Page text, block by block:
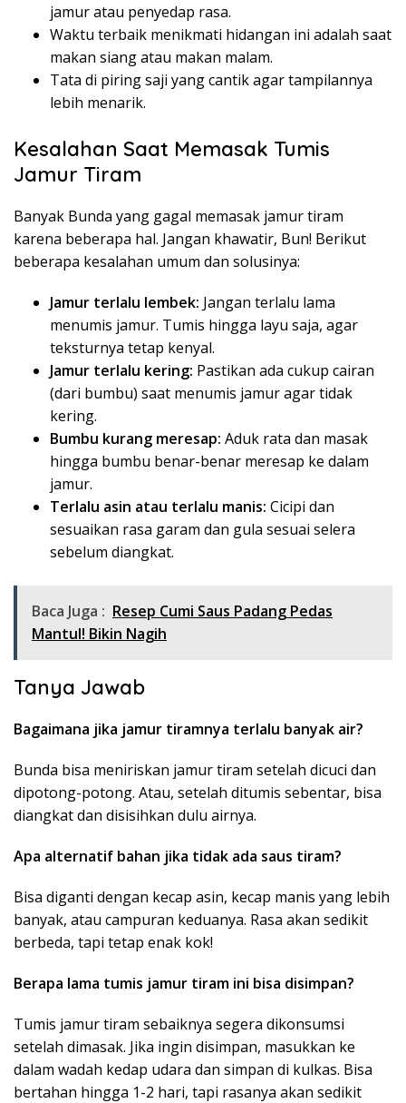
jamur atau penyedap rasa.
Waktu terbaik menikmati hidangan ini adalah saat
makan siang atau makan malam.
Tata di piring saji yang cantik agar tampilannya
lebih menarik.
Kesalahan Saat Memasak Tumis
Jamur Tiram
Banyak Bunda yang gagal memasak jamur tiram
karena beberapa hal. Jangan khawatir, Bun! Berikut
beberapa kesalahan umum dan solusinya:
Jamur terlalu lembek: Jangan terlalu lama
menumis jamur. Tumis hingga layu saja, agar
teksturnya tetap kenyal.
Jamur terlalu kering: Pastikan ada cukup cairan
(dari bumbu) saat menumis jamur agar tidak
kering.
Bumbu kurang meresap: Aduk rata dan masak
hingga bumbu benar-benar meresap ke dalam
jamur.
Terlalu asin atau terlalu manis: Cicipi dan
sesuaikan rasa garam dan gula sesuai selera
sebelum diangkat.
Baca Juga : Resep Cumi Saus Padang Pedas
Mantul! Bikin Nagih
Tanya Jawab
Bagaimana jika jamur tiramnya terlalu banyak air?
Bunda bisa meniriskan jamur tiram setelah dicuci dan
dipotong-potong. Atau, setelah ditumis sebentar, bisa
diangkat dan disisihkan dulu airnya.
Apa alternatif bahan jika tidak ada saus tiram?
Bisa diganti dengan kecap asin, kecap manis yang lebih
banyak, atau campuran keduanya. Rasa akan sedikit
berbeda, tapi tetap enak kok!
Berapa lama tumis jamur tiram ini bisa disimpan?
Tumis jamur tiram sebaiknya segera dikonsumsi
setelah dimasak. Jika ingin disimpan, masukkan ke
dalam wadah kedap udara dan simpan di kulkas. Bisa
bertahan hingga 1-2 hari, tapi rasanya akan sedikit